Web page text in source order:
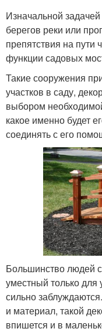
Изначальной
берегов реки или
препятствия на пути
функции садовых
Такие сооружения
участков в саду,
выбором
какое именно будет
соединять с его
Большинство людей
уместный только
сильно
и материал, такой
впишется и в